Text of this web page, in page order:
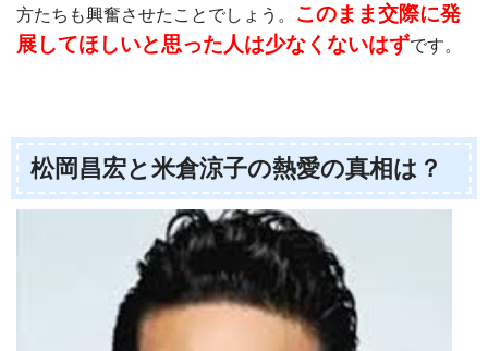
方たちも興奮させたことでしょう。 このまま交際に発
展してほしいと思った人は少なくないはずです。
松岡昌宏と米倉涼子の熱愛の真相は？